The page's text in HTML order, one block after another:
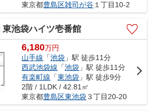
東京都豊島区雑司が谷 １丁目10-2
東池袋ハイツ壱番館
6,180万円
山手線 「池袋 」駅 徒歩11分
西武池袋線 「池袋 」駅 徒歩11分
有楽町線 「東池袋 」駅 徒歩9分
2階 / 1LDK / 42.81㎡
東京都豊島区東池袋３丁目20-20